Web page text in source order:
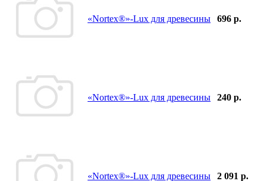
«Nortex®»-Lux для древесины 696 р.
«Nortex®»-Lux для древесины 240 р.
«Nortex®»-Lux для древесины 2 091 р.